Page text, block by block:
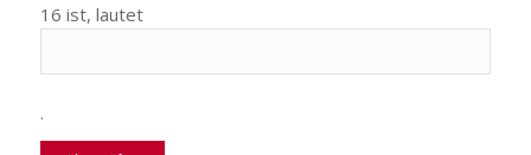
16 ist, lautet
.